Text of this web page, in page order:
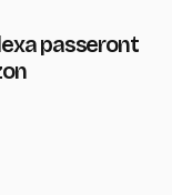
passeront